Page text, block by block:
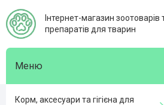
Інтернет-магазин
препаратів для тварин
Корм, аксесуари та гігієна для